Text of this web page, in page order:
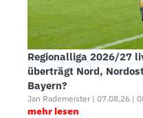
Regionalliga 2026/27
überträgt Nord,
Bayern?
Jan Rademeister | 07.08.26 |
mehr lesen